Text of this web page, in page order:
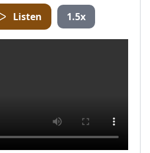
Listen 1.5x